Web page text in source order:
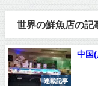
世界の鮮魚店の記
連載記事
中国